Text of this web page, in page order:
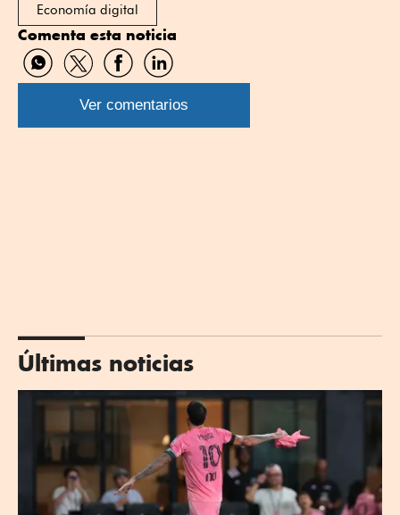
Economía digital
Comenta esta noticia
Compartir
por
WhatsApp
Compartir
por
Twitter
Compartir
por
Facebook
Compartir
por
Linkedin
Ver comentarios
Últimas noticias